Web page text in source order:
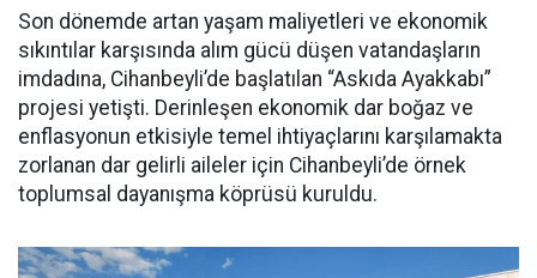
Son dönemde artan yaşam maliyetleri ve ekonomik
sıkıntılar karşısında alım gücü düşen vatandaşların
imdadına, Cihanbeyli’de başlatılan “Askıda Ayakkabı”
projesi yetişti. Derinleşen ekonomik dar boğaz ve
enflasyonun etkisiyle temel ihtiyaçlarını karşılamakta
zorlanan dar gelirli aileler için Cihanbeyli’de örnek
toplumsal dayanışma köprüsü kuruldu.